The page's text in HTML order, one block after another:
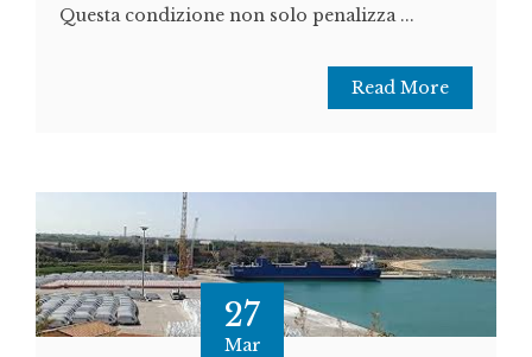
Questa condizione non solo penalizza ...
Read More
27
Mar